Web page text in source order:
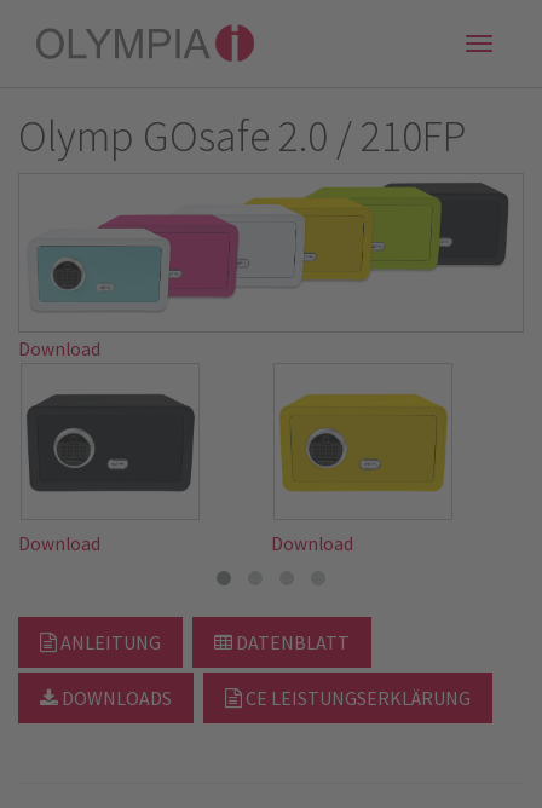
Toggle
Olymp GOsafe 2.0 / 210FP
Download
Download Download
ANLEITUNG DATENBLATT
DOWNLOADS CE LEISTUNGSERKLÄRUNG